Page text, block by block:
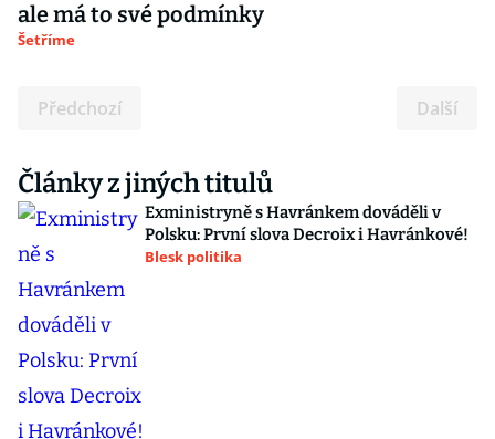
ale má to své podmínky
Šetříme
Předchozí Další
Články z jiných titulů
Exministryně s Havránkem dováděli v
Polsku: První slova Decroix i Havránkové!
Blesk politika